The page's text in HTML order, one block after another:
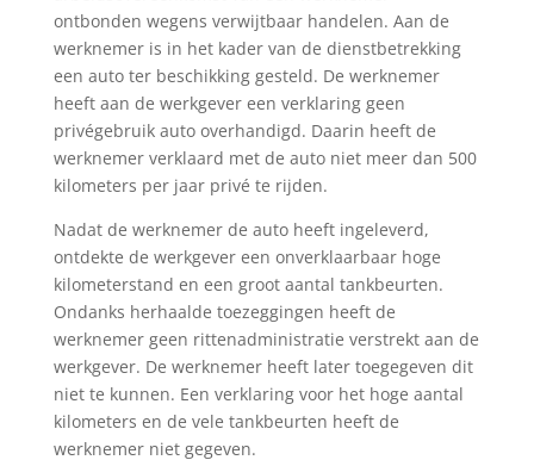
ontbonden wegens verwijtbaar handelen. Aan de
werknemer is in het kader van de dienstbetrekking
een auto ter beschikking gesteld. De werknemer
heeft aan de werkgever een verklaring geen
privégebruik auto overhandigd. Daarin heeft de
werknemer verklaard met de auto niet meer dan 500
kilometers per jaar privé te rijden.
Nadat de werknemer de auto heeft ingeleverd,
ontdekte de werkgever een onverklaarbaar hoge
kilometerstand en een groot aantal tankbeurten.
Ondanks herhaalde toezeggingen heeft de
werknemer geen rittenadministratie verstrekt aan de
werkgever. De werknemer heeft later toegegeven dit
niet te kunnen. Een verklaring voor het hoge aantal
kilometers en de vele tankbeurten heeft de
werknemer niet gegeven.